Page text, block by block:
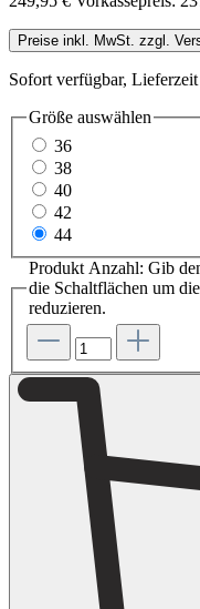
Preise inkl. MwSt. zzgl.
Sofort verfügbar,
Größe auswählen
36
38
40
42
44
Produkt Anzahl: Gib
die Schaltflächen um
reduzieren.